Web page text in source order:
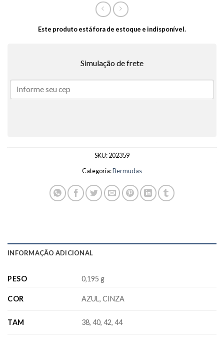
Este produto está fora de estoque e indisponível.
Simulação de frete
SKU:202359
Categoria:Bermudas
INFORMAÇÃO ADICIONAL
PESO 0,195 g
COR AZUL, CINZA
TAM 38, 40, 42, 44